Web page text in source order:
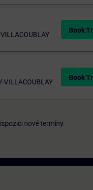
Book
VILLACOUBLAY
Book
nové termíny.